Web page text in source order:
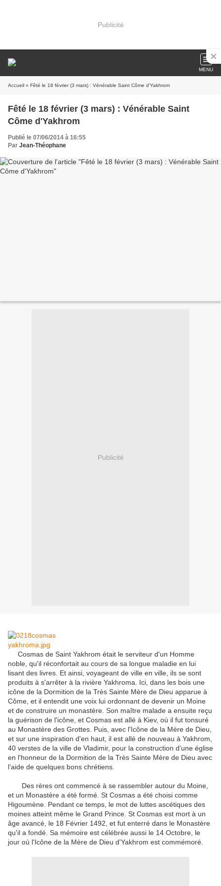
Publicité
MENU
Accueil » Fêté le 18 février (3 mars) : Vénérable Saint Côme d'Yakhrom
Fêté le 18 février (3 mars) : Vénérable Saint
Côme d'Yakhrom
Publié le 07/06/2014 à 16:55
Par Jean-Théophane
Publicité
Cosmas de Saint Yakhrom était le serviteur d'un Homme
noble, qu'il réconfortait au cours de sa longue maladie en lui
lisant des livres. Et ainsi, voyageant de ville en ville, ils se sont
produits à s'arrêter à la rivière Yakhroma.
Ici, dans les bois une
icône de la Dormition de la Très Sainte Mère de Dieu apparue à
Côme, et il entendit une voix lui ordonnant de devenir un Moine
et de construire un monastère. Son maître malade a ensuite reçu
la guérison de l'icône, et Cosmas est allé à Kiev, où il fut tonsuré
au Monastère des Grottes. Puis, avec l'Icône de la Mère de Dieu,
et sur une inspiration d'en haut, il est allé de nouveau à Yakhrom,
40 verstes de la ville de Vladimir, pour la construction d'une église
en l'honneur de la Dormition de la Très Sainte Mère de Dieu avec
l'aide de quelques bons chrétiens.
Des rères ont commencé à se rassembler autour du Moine,
et un Monastère a été formé. St Cosmas a été choisi comme
Higoumène. Pendant ce temps, le mot de luttes ascétiques des
moines atteint même le Grand Prince. St Cosmas est mort à un
âge avancé, le 18 Février 1492, et fut enterré dans le Monastère
qu'il a fondé. Sa mémoire est célébrée aussi le 14 Octobre, le
jour où l'Icône de la Mère de Dieu d'Yakhrom est commémoré.